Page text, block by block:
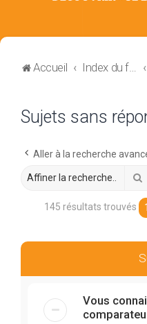
Accueil Index du forum
Sujets sans
Aller à la recherche
145 résultats trouvés 1
Vous